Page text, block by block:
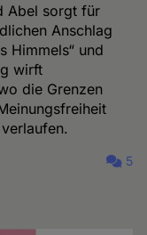
Abel sorgt für
Anschlag
Himmels“ und
wirft
die Grenzen
5